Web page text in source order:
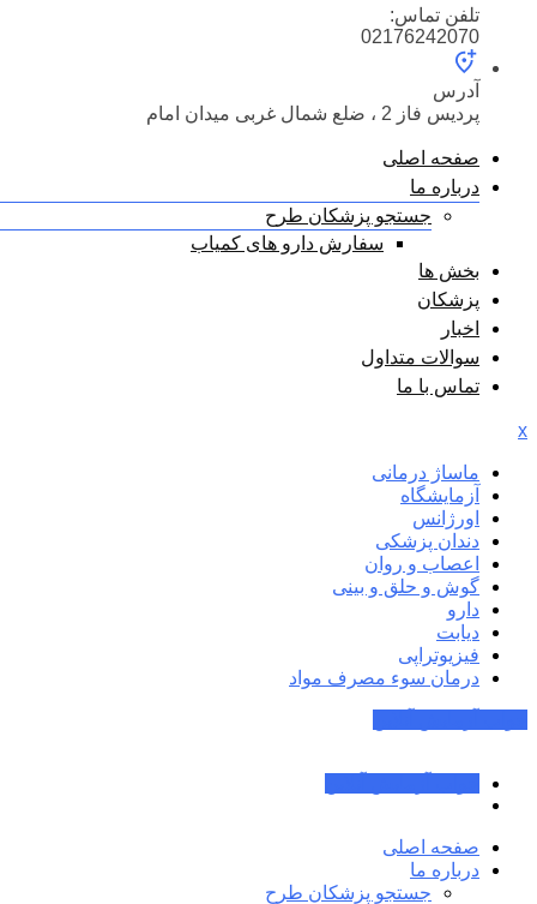
تلفن تماس:
02176242070
آدرس
پردیس فاز 2 ، ضلع شمال غربی میدان امام
صفحه اصلی
درباره ما
جستجو پزشکان طرح
سفارش دارو های کمیاب
بخش ها
پزشکان
اخبار
سوالات متداول
تماس با ما
x
ماساژ درمانی
آزمایشگاه
اورژانس
دندان پزشکی
اعصاب و روان
گوش و حلق و بینی
دارو
دیابت
فیزیوتراپی
درمان سوء مصرف مواد
صفحه اصلی
درباره ما
جستجو پزشکان طرح